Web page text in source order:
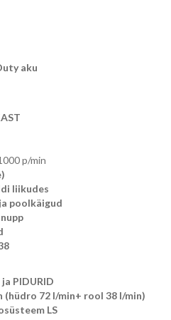
aku
p/min
liikudes
poolkäigud
ja PIDURID
72 l/min+ rool 38 l/min)
LS